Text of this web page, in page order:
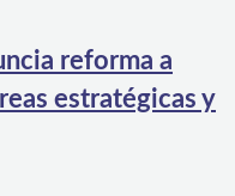
reforma a
estratégicas y